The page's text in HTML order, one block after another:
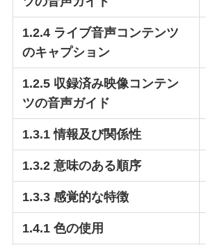
1.2.4 ライブ音声コンテンツ
のキャプション
1.2.5 収録済み映像コンテン
ツの音声ガイド
1.3.1 情報及び関係性
1.3.2 意味のある順序
1.3.3 感覚的な特徴
1.4.1 色の使用